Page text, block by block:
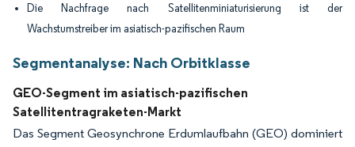
Die Nachfrage nach Satellitenminiaturisierung ist der
Wachstumstreiber im asiatisch-pazifischen Raum
Segmentanalyse: Nach Orbitklasse
GEO-Segment im asiatisch-pazifischen
Satellitentragraketen-Markt
Das Segment Geosynchrone Erdumlaufbahn (GEO) dominiert